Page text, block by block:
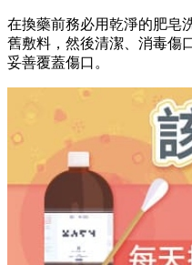
在換藥前務必用乾淨的肥皂
舊敷料，然後清潔、消毒傷
妥善覆蓋傷口。